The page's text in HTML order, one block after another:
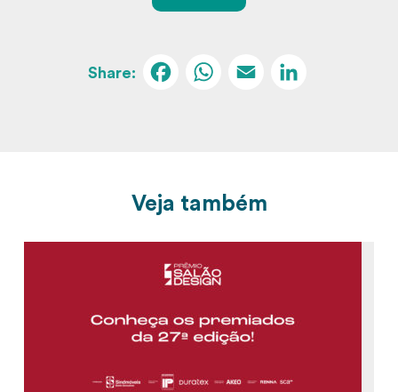
Facebook
WhatsApp
Email
Veja também